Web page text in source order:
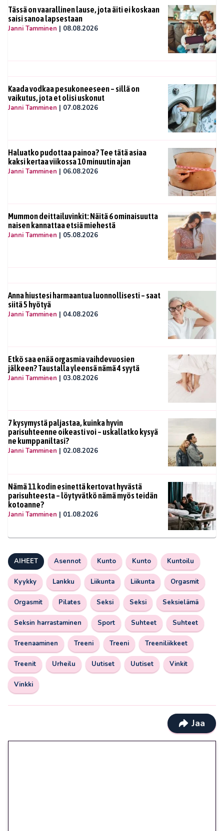
Tässä on vaarallinen lause, jota äiti ei koskaan
saisi sanoa lapsestaan
Janni Tamminen | 08.08.2026
Kaada vodkaa pesukoneeseen – sillä on
vaikutus, jota et olisi uskonut
Janni Tamminen | 07.08.2026
Haluatko pudottaa painoa? Tee tätä asiaa
kaksi kertaa viikossa 10 minuutin ajan
Janni Tamminen | 06.08.2026
Mummon deittailuvinkit: Näitä 6 ominaisuutta
naisen kannattaa etsiä miehestä
Janni Tamminen | 05.08.2026
Anna hiustesi harmaantua luonnollisesti – saat
siitä 5 hyötyä
Janni Tamminen | 04.08.2026
Etkö saa enää orgasmia vaihdevuosien
jälkeen? Taustalla yleensä nämä 4 syytä
Janni Tamminen | 03.08.2026
7 kysymystä paljastaa, kuinka hyvin
parisuhteenne oikeasti voi – uskallatko kysyä
ne kumppaniltasi?
Janni Tamminen | 02.08.2026
Nämä 11 kodin esinettä kertovat hyvästä
parisuhteesta – löytyvätkö nämä myös teidän
kotoanne?
Janni Tamminen | 01.08.2026
AIHEET Asennot Kunto Kunto Kuntoilu
Kyykky Lankku Liikunta Liikunta Orgasmit
Orgasmit Pilates Seksi Seksi Seksielämä
Seksin harrastaminen Sport Suhteet Suhteet
Treenaaminen Treeni Treeni Treeniliikkeet
Treenit Urheilu Uutiset Uutiset Vinkit
Vinkki
Jaa